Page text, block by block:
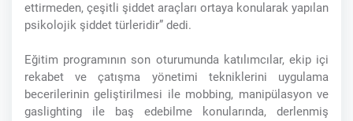
ettirmeden, çeşitli şiddet araçları ortaya konularak yapılan
psikolojik şiddet türleridir” dedi.
Eğitim programının son oturumunda katılımcılar, ekip içi
rekabet ve çatışma yönetimi tekniklerini uygulama
becerilerinin geliştirilmesi ile mobbing, manipülasyon ve
gaslighting ile baş edebilme konularında, derlenmiş